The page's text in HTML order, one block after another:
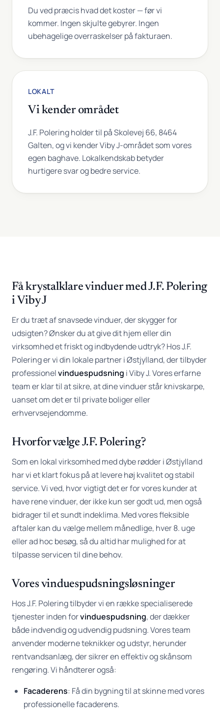
Du ved præcis hvad det koster — før vi
kommer. Ingen skjulte gebyrer. Ingen
ubehagelige overraskelser på fakturaen.
LOKALT
Vi kender området
J.F. Polering holder til på Skolevej 66, 8464
Galten, og vi kender Viby J-området som vores
egen baghave. Lokalkendskab betyder
hurtigere svar og bedre service.
Få krystalklare vinduer med J.F. Polering
i Viby J
Er du træt af snavsede vinduer, der skygger for
udsigten? Ønsker du at give dit hjem eller din
virksomhed et friskt og indbydende udtryk? Hos J.F.
Polering er vi din lokale partner i Østjylland, der tilbyder
professionelvinduespudsning i Viby J. Vores erfarne
team er klar til at sikre, at dine vinduer står knivskarpe,
uanset om det er til private boliger eller
erhvervsejendomme.
Hvorfor vælge J.F. Polering?
Som en lokal virksomhed med dybe rødder i Østjylland
har vi et klart fokus på at levere høj kvalitet og stabil
service. Vi ved, hvor vigtigt det er for vores kunder at
have rene vinduer, der ikke kun ser godt ud, men også
bidrager til et sundt indeklima. Med vores fleksible
aftaler kan du vælge mellem månedlige, hver 8. uge
eller ad hoc besøg, så du altid har mulighed for at
tilpasse servicen til dine behov.
Vores vinduespudsningsløsninger
Hos J.F. Polering tilbyder vi en række specialiserede
tjenester inden forvinduespudsning, der dækker
både indvendig og udvendig pudsning. Vores team
anvender moderne teknikker og udstyr, herunder
rentvandsanlæg, der sikrer en effektiv og skånsom
rengøring. Vi håndterer også:
Facaderens: Få din bygning til at skinne med vores
professionelle facaderens.